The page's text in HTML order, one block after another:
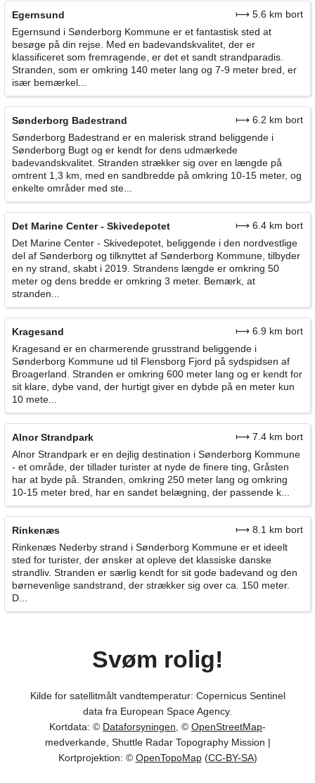
Egernsund
⟼ 5.6 km bort
Egernsund i Sønderborg Kommune er et fantastisk sted at
besøge på din rejse. Med en badevandskvalitet, der er
klassificeret som fremragende, er det et sandt strandparadis.
Stranden, som er omkring 140 meter lang og 7-9 meter bred, er
især bemærkel...
Sønderborg Badestrand
⟼ 6.2 km bort
Sønderborg Badestrand er en malerisk strand beliggende i
Sønderborg Bugt og er kendt for dens udmærkede
badevandskvalitet. Stranden strækker sig over en længde på
omtrent 1,3 km, med en sandbredde på omkring 10-15 meter, og
enkelte områder med ste...
Det Marine Center - Skivedepotet
⟼ 6.4 km bort
Det Marine Center - Skivedepotet, beliggende i den nordvestlige
del af Sønderborg og tilknyttet af Sønderborg Kommune, tilbyder
en ny strand, skabt i 2019. Strandens længde er omkring 50
meter og dens bredde er omkring 3 meter. Bemærk, at
stranden...
Kragesand
⟼ 6.9 km bort
Kragesand er en charmerende grusstrand beliggende i
Sønderborg Kommune ud til Flensborg Fjord på sydspidsen af
Broagerland. Stranden er omkring 600 meter lang og er kendt for
sit klare, dybe vand, der hurtigt giver en dybde på en meter kun
10 mete...
Alnor Strandpark
⟼ 7.4 km bort
Alnor Strandpark er en dejlig destination i Sønderborg Kommune
- et område, der tillader turister at nyde de finere ting, Gråsten
har at byde på. Stranden, omkring 250 meter lang og omkring
10-15 meter bred, har en sandet belægning, der passende k...
Rinkenæs
⟼ 8.1 km bort
Rinkenæs Nederby strand i Sønderborg Kommune er et ideelt
sted for turister, der ønsker at opleve det klassiske danske
strandliv. Stranden er særlig kendt for sit gode badevand og den
børnevenlige sandstrand, der strækker sig over ca. 150 meter.
D...
Svøm rolig!
Kilde for satellitmålt vandtemperatur: Copernicus Sentinel
data fra European Space Agency.
Kortdata: © Dataforsyningen, © OpenStreetMap-
medverkande, Shuttle Radar Topography Mission |
Kortprojektion: © OpenTopoMap(CC-BY-SA)